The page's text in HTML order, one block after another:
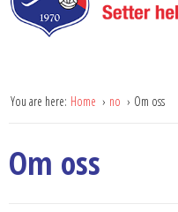
You are here: Home no Om oss
Om oss